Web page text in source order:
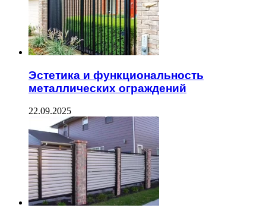
Эстетика и функциональность
металлических ограждений
22.09.2025